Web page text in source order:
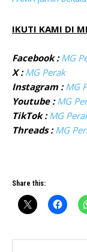
IKUTI KAMI DI
Facebook : MG
X : MG Perak
Instagram : MG
Youtube : MG
TikTok : MG
Threads : MG
Share this: